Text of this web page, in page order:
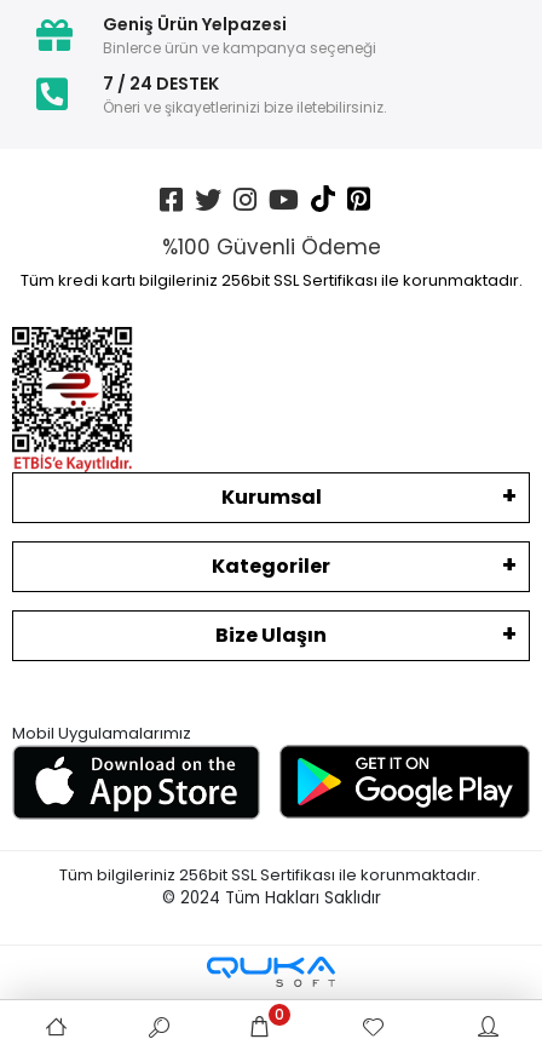
Geniş Ürün Yelpazesi
Binlerce ürün ve kampanya seçeneği
7 / 24 DESTEK
Öneri ve şikayetlerinizi bize iletebilirsiniz.
%100 Güvenli Ödeme
Tüm kredi kartı bilgileriniz 256bit SSL Sertifikası ile korunmaktadır.
Kurumsal
Kategoriler
Bize Ulaşın
Mobil Uygulamalarımız
Tüm bilgileriniz 256bit SSL Sertifikası ile korunmaktadır.
© 2024 Tüm Hakları Saklıdır
0